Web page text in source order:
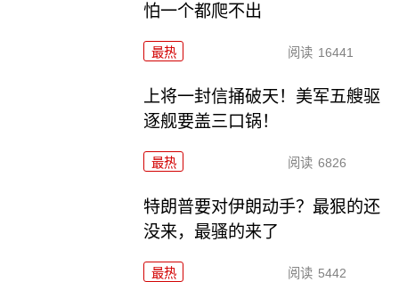
怕一个都爬不出
最热 阅读 16441
上将一封信捅破天！美军五艘驱
逐舰要盖三口锅！
最热 阅读 6826
特朗普要对伊朗动手？最狠的还
没来，最骚的来了
最热 阅读 5442